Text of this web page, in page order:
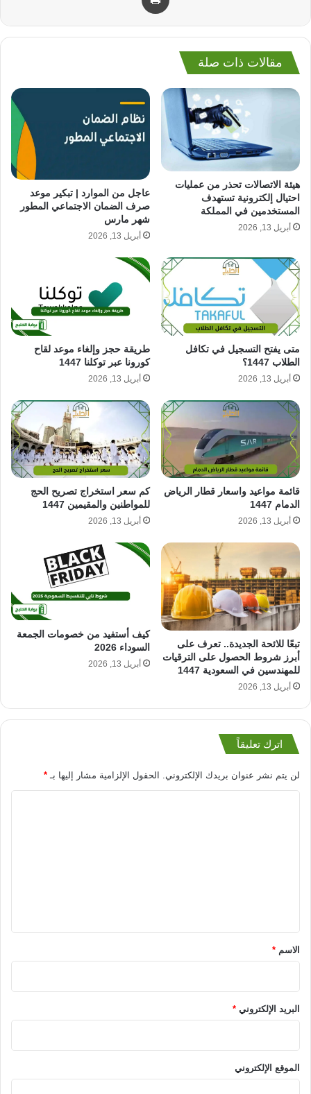
مقالات ذات صلة
هيئة الاتصالات تحذر من عمليات
احتيال إلكترونية تستهدف
المستخدمين في المملكة
أبريل 13, 2026
عاجل من الموارد | تبكير موعد
صرف الضمان الاجتماعي المطور
شهر مارس
أبريل 13, 2026
متى يفتح التسجيل في تكافل
الطلاب 1447؟
أبريل 13, 2026
طريقة حجز وإلغاء موعد لقاح
كورونا عبر توكلنا 1447
أبريل 13, 2026
قائمة مواعيد واسعار قطار الرياض
الدمام 1447
أبريل 13, 2026
كم سعر استخراج تصريح الحج
للمواطنين والمقيمين 1447
أبريل 13, 2026
تبعًا للائحة الجديدة.. تعرف على
أبرز شروط الحصول على الترقيات
للمهندسين في السعودية 1447
أبريل 13, 2026
كيف أستفيد من خصومات الجمعة
السوداء 2026
أبريل 13, 2026
اترك تعليقاً
لن يتم نشر عنوان بريدك الإلكتروني. الحقول الإلزامية مشار إليها بـ *
*الاسم *
البريد الإلكتروني *
الموقع الإلكتروني